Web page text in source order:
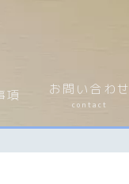
項 お問い合わせ
contact